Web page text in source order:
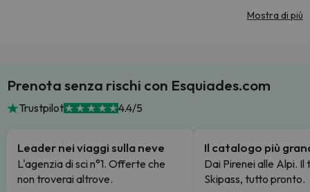
Mostra di più
Prenota senza rischi con Esquiades.com
Trustpilot 4.4/5
Leader nei viaggi sulla neve
L'agenzia di sci n°1. Offerte che
non troverai altrove.
Il catalogo più
Dai Pirenei alle Alpi. Il
Skipass, tutto pronto.